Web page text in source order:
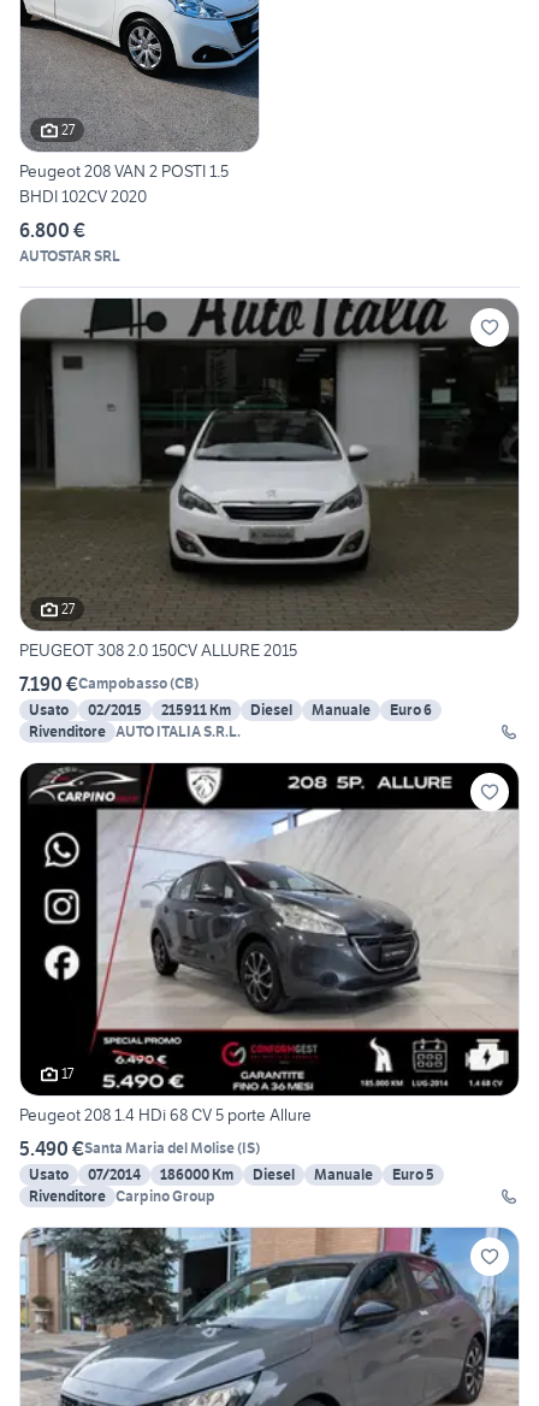
27
Peugeot 208 VAN 2 POSTI 1.5
BHDI 102CV 2020
6.800 €
AUTOSTAR SRL
27
PEUGEOT 308 2.0 150CV ALLURE 2015
7.190 €Campobasso(CB)
Usato
02/2015 215911 Km Diesel Manuale
Euro 6
Rivenditore AUTO ITALIA S.R.L.
17
Peugeot 208 1.4 HDi 68 CV 5 porte Allure
5.490 €Santa Maria del Molise(IS)
Usato
07/2014 186000 Km Diesel Manuale
Euro 5
Rivenditore Carpino Group